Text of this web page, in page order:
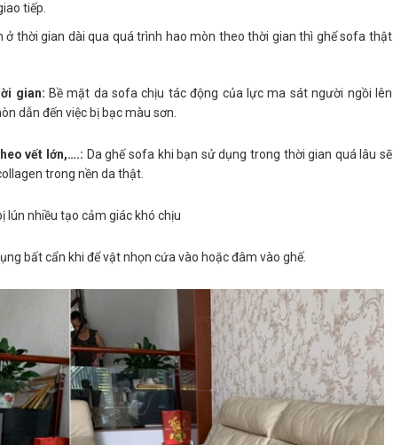
tiếp.
thời gian dài qua quá trình hao mòn theo thời gian thì ghế sofa thật
gian: Bề mặt da sofa chịu tác động của lực ma sát người ngồi lên
dẫn đến việc bị bạc màu sơn.
vết lớn,….: Da ghế sofa khi bạn sử dụng trong thời gian quá lâu sẽ
trong nền da thật.
lún nhiều tạo cảm giác khó chịu
bất cẩn khi để vật nhọn cứa vào hoặc đâm vào ghế.